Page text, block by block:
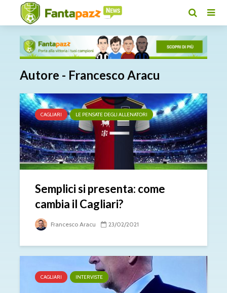
Autore - Francesco Aracu
CAGLIARI LE PENSATE DEGLI ALLENATORI
Semplici si presenta: come
cambia il Cagliari?
Francesco Aracu 23/02/2021
CAGLIARI INTERVISTE